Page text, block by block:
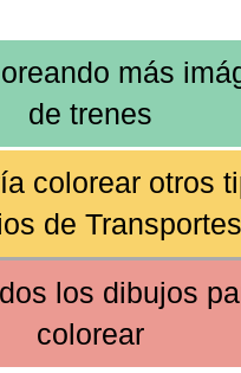
más
de trenes
colorear otros
de Transportes
los dibujos
colorear